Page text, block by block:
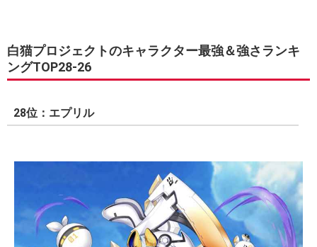
白猫プロジェクトのキャラクター最強＆強さランキ
ングTOP28-26
28位：エプリル